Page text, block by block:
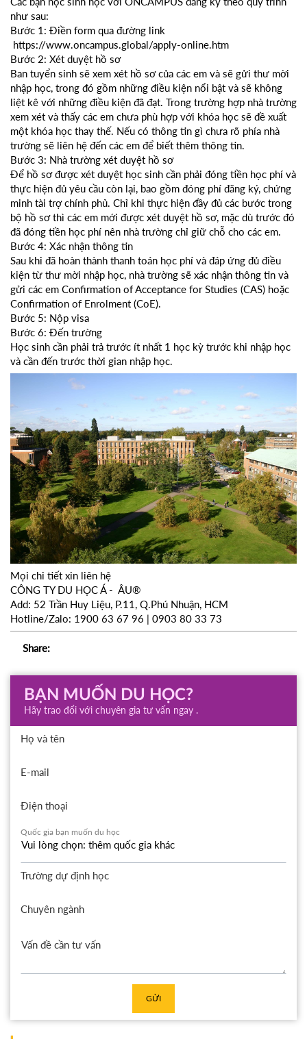
như sau:
Bước 1: Điền form qua đường link
https://www.oncampus.global/apply-online.htm
Bước 2: Xét duyệt hồ sơ
Ban tuyển sinh sẽ xem xét hồ sơ của các em và sẽ gửi thư mời
nhập học, trong đó gồm những điều kiện nổi bật và sẽ không
liệt kê với những điều kiện đã đạt. Trong trường hợp nhà trường
xem xét và thấy các em chưa phù hợp với khóa học sẽ đề xuất
một khóa học thay thế. Nếu có thông tin gì chưa rõ phía nhà
trường sẽ liên hệ đến các em để biết thêm thông tin.
Bước 3: Nhà trường xét duyệt hồ sơ
Để hồ sơ được xét duyệt học sinh cần phải đóng tiền học phí và
thực hiện đủ yêu cầu còn lại, bao gồm đóng phí đăng ký, chứng
minh tài trợ chính phủ. Chỉ khi thực hiện đầy đủ các bước trong
bộ hồ sơ thì các em mới được xét duyệt hồ sơ, mặc dù trước đó
đã đóng tiền học phí nên nhà trường chỉ giữ chỗ cho các em.
Bước 4: Xác nhận thông tin
Sau khi đã hoàn thành thanh toán học phí và đáp ứng đủ điều
kiện từ thư mời nhập học, nhà trường sẽ xác nhận thông tin và
gửi các em Confirmation of Acceptance for Studies (CAS) hoặc
Confirmation of Enrolment (CoE).
Bước 5: Nộp visa
Bước 6: Đến trường
Học sinh cần phải trả trước ít nhất 1 học kỳ trước khi nhập học
và cần đến trước thời gian nhập học.
Mọi chi tiết xin liên hệ
CÔNG TY DU HỌC Á - ÂU®
Add: 52 Trần Huy Liệu, P.11, Q.Phú Nhuận, HCM
Hotline/Zalo: 1900 63 67 96 | 0903 80 33 73
Share:
BẠN MUỐN DU HỌC?
Hãy trao đổi với chuyên gia tư vấn ngay .
Họ và tên
E-mail
Điện thoại
Quốc gia bạn muốn du học
Trường dự định học
Chuyên ngành
GỬI